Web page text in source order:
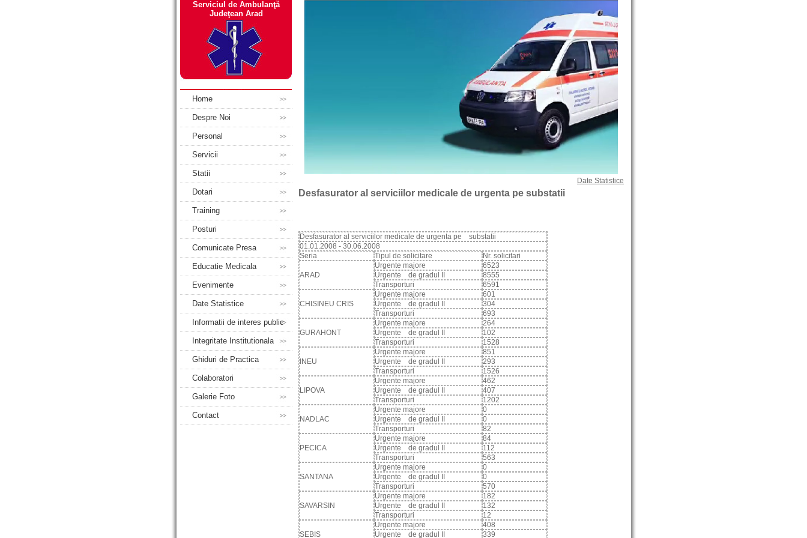
Serviciul de Ambulanţă
Judeţean Arad
Home
Despre Noi
Personal
Servicii
Statii
Dotari
Training
Posturi
Comunicate Presa
Educatie Medicala
Evenimente
Date Statistice
Informatii de interes public
Integritate Institutionala
Ghiduri de Practica
Colaboratori
Galerie Foto
Contact
Date Statistice
Desfasurator al serviciilor medicale de urgenta pe substatii
Desfasurator al serviciilor medicale de urgenta pe substatii
01.01.2008 - 30.06.2008
Seria
Tipul de solicitare Nr. solicitari
ARAD
Urgente majore
6523
Urgente de gradul II
8555
Transporturi
6591
CHISINEU CRIS
Urgente majore
601
Urgente de gradul II
304
Transporturi
693
GURAHONT
Urgente majore
264
Urgente de gradul II
102
Transporturi
1528
INEU
Urgente majore
851
Urgente de gradul II
293
Transporturi
1526
LIPOVA
Urgente majore
462
Urgente de gradul II
407
Transporturi
1202
NADLAC
Urgente majore
0
Urgente de gradul II
0
Transporturi
82
PECICA
Urgente majore
84
Urgente de gradul II
112
Transporturi
563
SANTANA
Urgente majore
0
Urgente de gradul II
0
Transporturi
570
SAVARSIN
Urgente majore
182
Urgente de gradul II
132
Transporturi
12
SEBIS
Urgente majore
408
Urgente de gradul II
339